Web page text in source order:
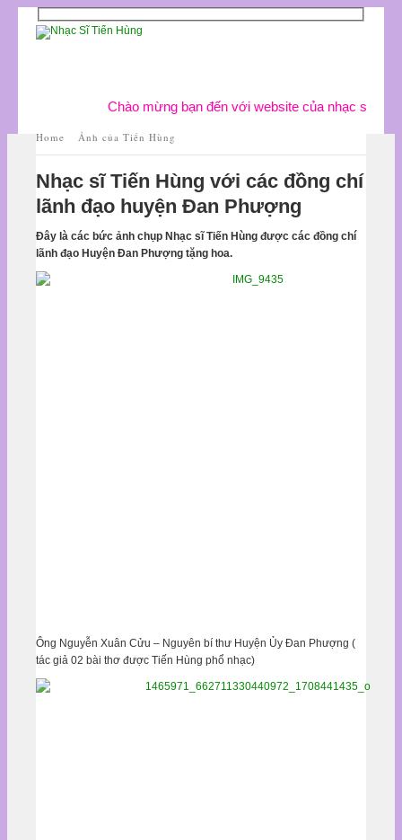
Chào mừng bạn đến với website của nhạc sĩ Tiến
Home Ảnh của Tiến Hùng
Nhạc sĩ Tiến Hùng với các đồng chí
lãnh đạo huyện Đan Phượng
Đây là các bức ảnh chụp Nhạc sĩ Tiến Hùng được các đồng chí
lãnh đạo Huyện Đan Phượng tặng hoa.
Ông Nguyễn Xuân Cửu – Nguyên bí thư Huyện Ủy Đan Phượng (
tác giả 02 bài thơ được Tiến Hùng phổ nhạc)